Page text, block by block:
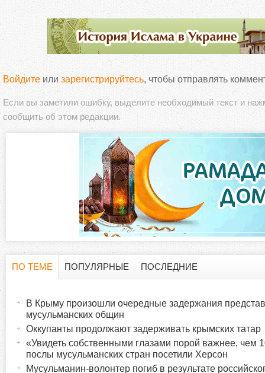
Войдите или зарегистрируйтесь, чтобы отправлять
Если вы заметили ошибку, выделите необходимый текст и
сообщить об этом редакции.
ПО ТЕМЕ
ПОПУЛЯРНЫЕ ПОСЛЕДНИЕ
В Крыму произошли очередные задержания
мусульманских общин
Оккупанты продолжают задерживать крымских татар
«Увидеть собственными глазами порой важнее, чем
послы мусульманских стран посетили Херсон
Мусульманин-волонтер погиб в результате